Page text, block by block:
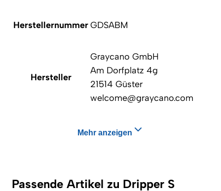
HerstellernummerGDSABM
Hersteller
Graycano GmbH
Am Dorfplatz 4g
21514 Güster
welcome@graycano.com
Mehr anzeigen
Passende Artikel zu Dripper S